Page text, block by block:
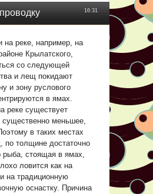
16:31
на реке, например, на
Крылатского,
со следующей
и лещ покидают
и зону руслового
в ямах.
реке существует
существенно меньшее,
в таких местах
по толщине достаточно
рыба, стоящая в ямах,
ловится как на
на традиционную
оснастку. Причина